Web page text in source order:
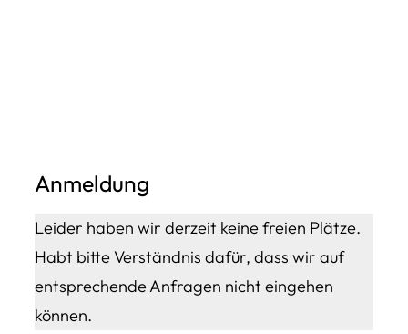
Anmeldung
Leider haben wir derzeit keine freien Plätze.
Habt bitte Verständnis dafür, dass wir auf
entsprechende Anfragen nicht eingehen
können.